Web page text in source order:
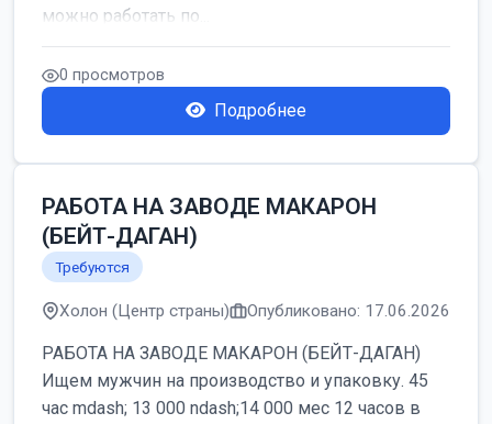
можно работать по...
0 просмотров
Подробнее
РАБОТА НА ЗАВОДЕ МАКАРОН
(БЕЙТ-ДАГАН)
Требуются
Холон (Центр страны) Опубликовано: 17.06.2026
РАБОТА НА ЗАВОДЕ МАКАРОН (БЕЙТ-ДАГАН)
Ищем мужчин на производство и упаковку. 45
час mdash; 13 000 ndash;14 000 мес 12 часов в